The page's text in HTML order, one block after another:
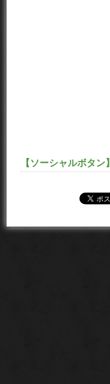
【ソーシャルボタン】